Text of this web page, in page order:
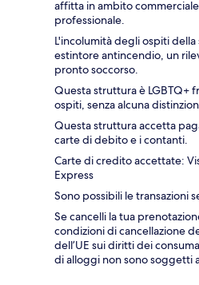
affitta in ambito
professionale.
L'incolumità degli ospiti
estintore antincendio, un
pronto soccorso.
Questa struttura è LGBTQ+
ospiti, senza alcuna
Questa struttura accetta
carte di debito e i contanti.
Carte di credito accettate:
Express
Sono possibili le transazioni
Se cancelli la tua
condizioni di cancellazione
dell’UE sui diritti dei
di alloggi non sono soggetti